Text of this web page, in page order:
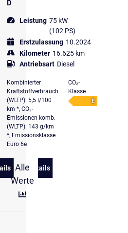
T6.1 Kasten 2.0 TDI
zu Volkswagen Crafter 35 Kasten hoch
D
Leistung 75 kW
(102 PS)
Erstzulassung 10.2024
Kilometer 16.625 km
Antriebsart Diesel
Kombinierter
Kraftstoffverbrauch
(WLTP): 5,5 l/100
km *, CO₂-
Emissionen komb.
(WLTP): 143 g/km
*, Emissionsklasse
Euro 6e
CO₂-
Klasse
E
Alle
Werte
Details
zu Volkswagen Caddy